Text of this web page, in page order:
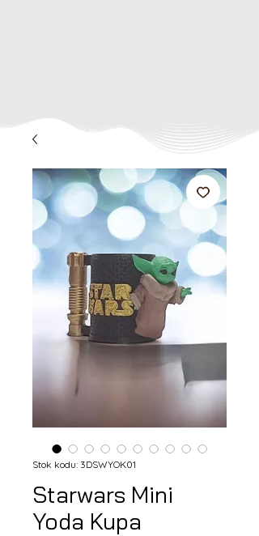
Stok kodu: 3DSWYOK01
Starwars Mini
Yoda Kupa